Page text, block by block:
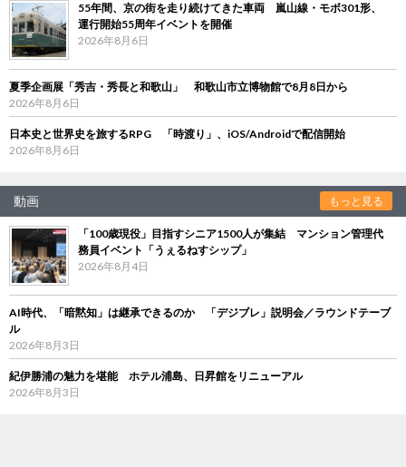
55年間、京の街を走り続けてきた車両 嵐山線・モボ301形、
運行開始55周年イベントを開催
2026年8月6日
夏季企画展「秀吉・秀長と和歌山」 和歌山市立博物館で8月8日から
2026年8月6日
日本史と世界史を旅するRPG 「時渡り」、iOS/Androidで配信開始
2026年8月6日
動画 もっと見る
「100歳現役」目指すシニア1500人が集結 マンション管理代
務員イベント「うぇるねすシップ」
2026年8月4日
AI時代、「暗黙知」は継承できるのか 「デジブレ」説明会／ラウンドテーブ
ル
2026年8月3日
紀伊勝浦の魅力を堪能 ホテル浦島、日昇館をリニューアル
2026年8月3日